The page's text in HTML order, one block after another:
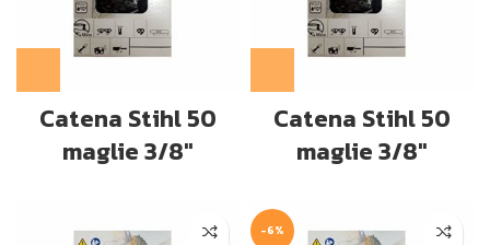
Catena Stihl 50
maglie 3/8″
Catena Stihl 50
maglie 3/8″
-6%